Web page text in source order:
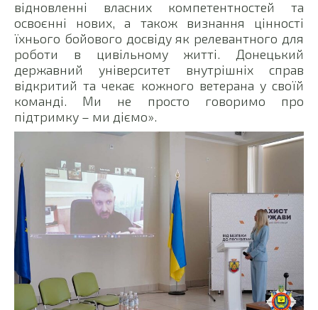
відновленні власних компетентностей та
освоєнні нових, а також визнання цінності
їхнього бойового досвіду як релевантного для
роботи в цивільному житті. Донецький
державний університет внутрішніх справ
відкритий та чекає кожного ветерана у своїй
команді. Ми не просто говоримо про
підтримку – ми діємо».